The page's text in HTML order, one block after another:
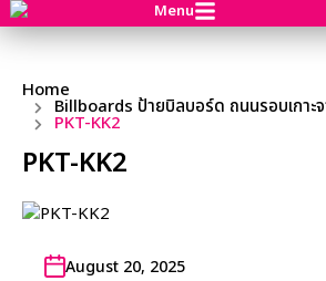
Menu
Home
Billboards ป้ายบิลบอร์ด ถนนรอบเกาะ
PKT-KK2
PKT-KK2
August 20, 2025